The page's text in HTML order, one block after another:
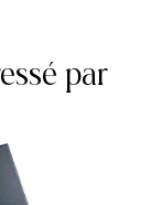
par